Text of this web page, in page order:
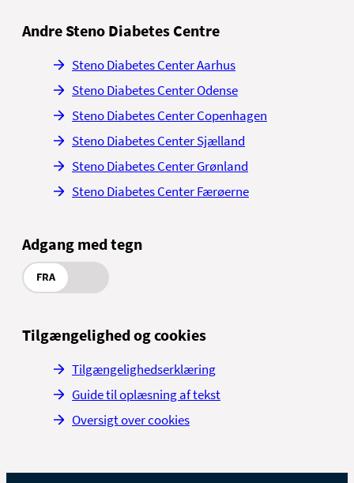
Andre Steno Diabetes Centre
Steno Diabetes Center Aarhus
Steno Diabetes Center Odense
Steno Diabetes Center Copenhagen
Steno Diabetes Center Sjælland
Steno Diabetes Center Grønland
Steno Diabetes Center Færøerne
Adgang med tegn
FRA
Tilgængelighed og cookies
Tilgængelighedserklæring
Guide til oplæsning af tekst
Oversigt over cookies